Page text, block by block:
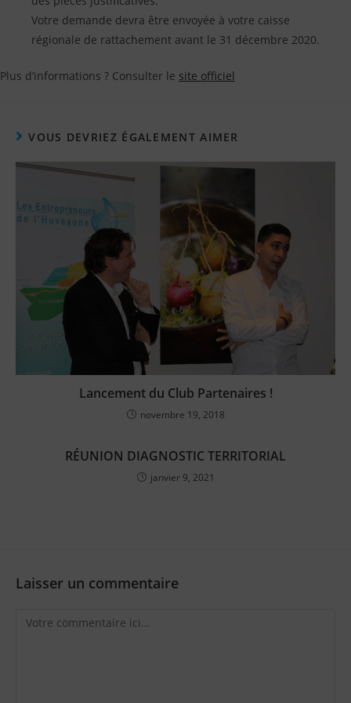
Votre demande devra être envoyée à votre caisse
régionale de rattachement avant le 31 décembre 2020.
Plus d’informations ? Consulter le site officiel
VOUS DEVRIEZ ÉGALEMENT AIMER
Lancement du Club Partenaires !
novembre 19, 2018
RÉUNION DIAGNOSTIC TERRITORIAL
janvier 9, 2021
Laisser un commentaire
Comment